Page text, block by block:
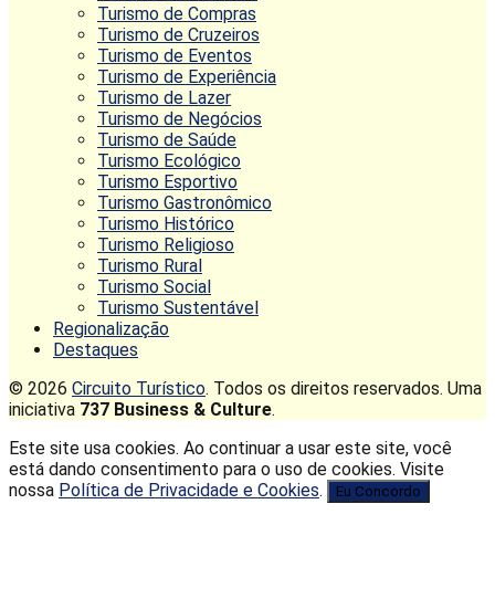
Turismo de Compras
Turismo de Cruzeiros
Turismo de Eventos
Turismo de Experiência
Turismo de Lazer
Turismo de Negócios
Turismo de Saúde
Turismo Ecológico
Turismo Esportivo
Turismo Gastronômico
Turismo Histórico
Turismo Religioso
Turismo Rural
Turismo Social
Turismo Sustentável
Regionalização
Destaques
© 2026 Circuito Turístico. Todos os direitos reservados. Uma
iniciativa 737 Business & Culture.
Este site usa cookies. Ao continuar a usar este site, você
está dando consentimento para o uso de cookies. Visite
nossa Política de Privacidade e Cookies. Eu Concordo